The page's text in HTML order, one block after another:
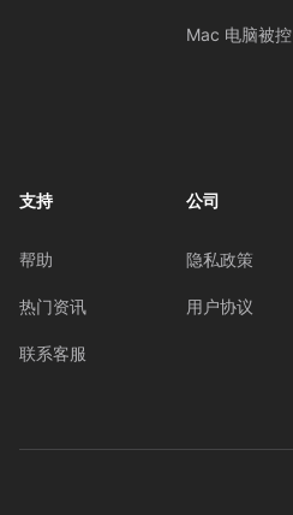
Mac 电脑被控
支持
帮助
热门资讯
联系客服
公司
隐私政策
用户协议